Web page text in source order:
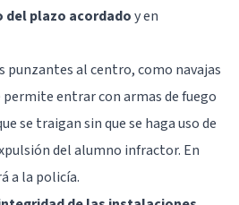
plazo acordadoy en
punzantes al centro, como navajas
entrar con armas de fuego
se traigan sin que se haga uso de
del alumno infractor. En
a la policía.